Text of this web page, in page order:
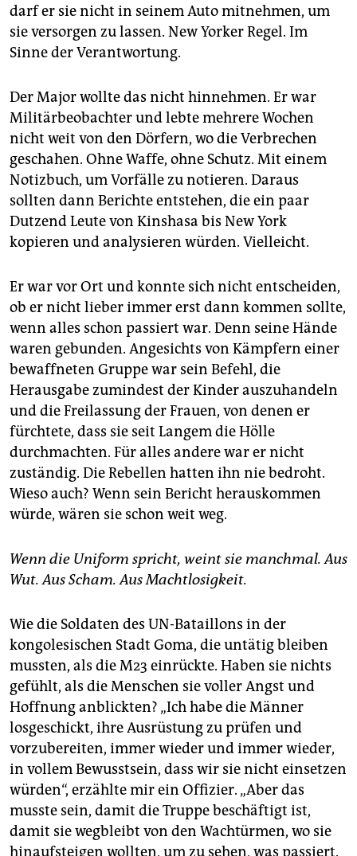
darf er sie nicht in seinem Auto mitnehmen, um
sie versorgen zu lassen. New Yorker Regel. Im
Sinne der Verantwortung.
Der Major wollte das nicht hinnehmen. Er war
Militärbeobachter und lebte mehrere Wochen
nicht weit von den Dörfern, wo die Verbrechen
geschahen. Ohne Waffe, ohne Schutz. Mit einem
Notizbuch, um Vorfälle zu notieren. Daraus
sollten dann Berichte entstehen, die ein paar
Dutzend Leute von Kinshasa bis New York
kopieren und analysieren würden. Vielleicht.
Er war vor Ort und konnte sich nicht entscheiden,
ob er nicht lieber immer erst dann kommen sollte,
wenn alles schon passiert war. Denn seine Hände
waren gebunden. Angesichts von Kämpfern einer
bewaffneten Gruppe war sein Befehl, die
Herausgabe zumindest der Kinder auszuhandeln
und die Freilassung der Frauen, von denen er
fürchtete, dass sie seit Langem die Hölle
durchmachten. Für alles andere war er nicht
zuständig. Die Rebellen hatten ihn nie bedroht.
Wieso auch? Wenn sein Bericht herauskommen
würde, wären sie schon weit weg.
Wenn die Uniform spricht, weint sie manchmal. Aus
Wut. Aus Scham. Aus Machtlosigkeit.
Wie die Soldaten des UN-Bataillons in der
kongolesischen Stadt Goma, die untätig bleiben
mussten, als die M23 einrückte. Haben sie nichts
gefühlt, als die Menschen sie voller Angst und
Hoffnung anblickten? „Ich habe die Männer
losgeschickt, ihre Ausrüstung zu prüfen und
vorzubereiten, immer wieder und immer wieder,
in vollem Bewusstsein, dass wir sie nicht einsetzen
würden“, erzählte mir ein Offizier. „Aber das
musste sein, damit die Truppe beschäftigt ist,
damit sie wegbleibt von den Wachtürmen, wo sie
hinaufsteigen wollten, um zu sehen, was passiert.